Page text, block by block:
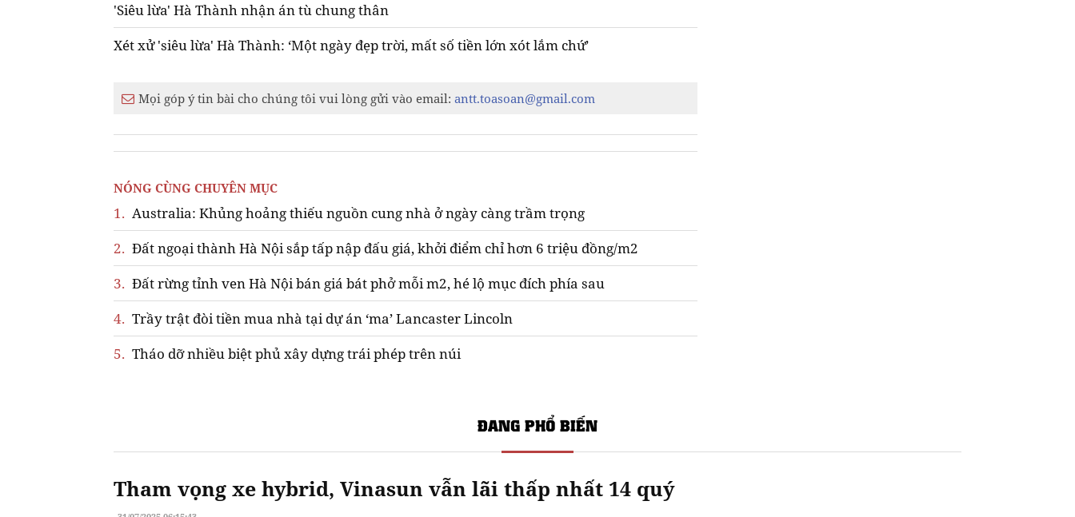
'Siêu lừa' Hà Thành nhận án tù chung thân
Xét xử 'siêu lừa' Hà Thành: ‘Một ngày đẹp trời, mất số tiền lớn xót lắm chứ’
Mọi góp ý tin bài cho chúng tôi vui lòng gửi vào email: antt.toasoan@gmail.com
NÓNG CÙNG CHUYÊN MỤC
1. Australia: Khủng hoảng thiếu nguồn cung nhà ở ngày càng trầm trọng
2. Đất ngoại thành Hà Nội sắp tấp nập đấu giá, khởi điểm chỉ hơn 6 triệu đồng/m2
3. Đất rừng tỉnh ven Hà Nội bán giá bát phở mỗi m2, hé lộ mục đích phía sau
4. Trầy trật đòi tiền mua nhà tại dự án ‘ma’ Lancaster Lincoln
5. Tháo dỡ nhiều biệt phủ xây dựng trái phép trên núi
ĐANG PHỔ BIẾN
Tham vọng xe hybrid, Vinasun vẫn lãi thấp nhất 14 quý